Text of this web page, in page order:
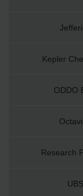
Kepler
ODDO
Research
UBS